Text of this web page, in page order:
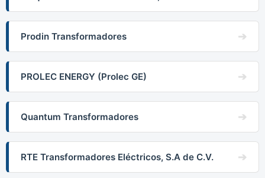
Prodin Transformadores
PROLEC ENERGY (Prolec GE)
Quantum Transformadores
RTE Transformadores Eléctricos, S.A de C.V.